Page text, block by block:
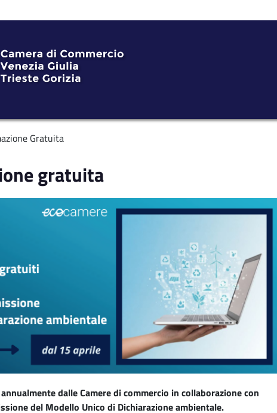
Gratuita
gratuita
dalle Camere di commercio in collaborazione con
del Modello Unico di Dichiarazione ambientale.